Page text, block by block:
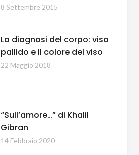
8 Settembre 2015
La diagnosi del corpo: viso
pallido e il colore del viso
22 Maggio 2018
“Sull’amore…” di Khalil
Gibran
14 Febbraio 2020